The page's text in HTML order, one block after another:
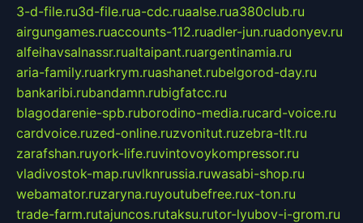
3-d-file.ru3d-file.rua-cdc.ruaalse.rua380club.ru
airgungames.ruaccounts-112.ruadler-jun.ruadonyev.ru
alfeihavsalnassr.rualtaipant.ruargentinamia.ru
aria-family.ruarkrym.ruashanet.rubelgorod-day.ru
bankaribi.rubandamn.rubigfatcc.ru
blagodarenie-spb.ruborodino-media.rucard-voice.ru
cardvoice.ruzed-online.ruzvonitut.ruzebra-tlt.ru
zarafshan.ruyork-life.ruvintovoykompressor.ru
vladivostok-map.ruvlknrussia.ruwasabi-shop.ru
webamator.ruzaryna.ruyoutubefree.rux-ton.ru
trade-farm.rutajuncos.rutaksu.rutor-lyubov-i-grom.ru